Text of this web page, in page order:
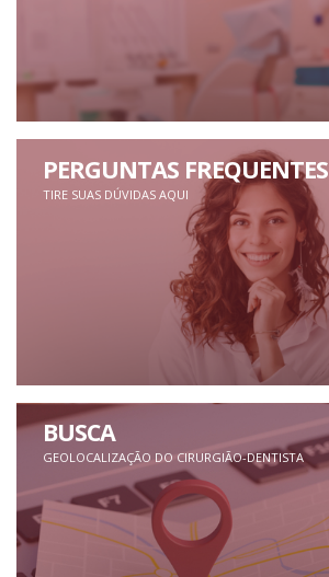
PERGUNTAS FREQUENTES
TIRE SUAS DÚVIDAS AQUI
BUSCA
GEOLOCALIZAÇÃO DO CIRURGIÃO-DENTISTA